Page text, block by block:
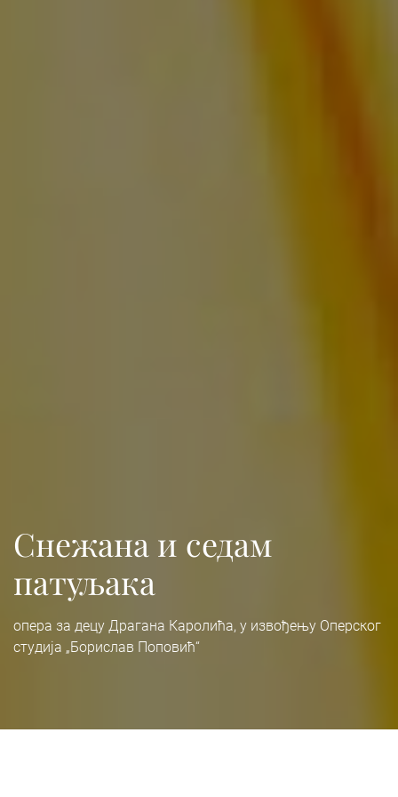
Снежана и седам
патуљака
опера за децу Драгана Каролића, у извођењу Оперског
студија „Борислав Поповић“